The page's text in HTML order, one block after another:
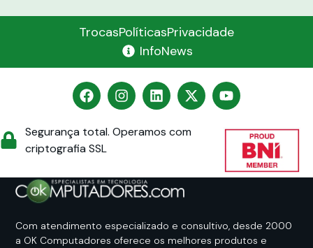
TrocasPolíticasPrivacidade
InfoNews
Segurança total. Operamos com
criptografia SSL
Com atendimento especializado e consultivo, desde 2000
a OK Computadores oferece os melhores produtos e